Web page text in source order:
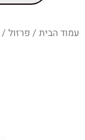
עמוד הבית / פרזול /